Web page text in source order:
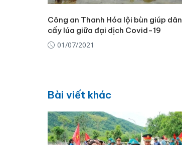
Công an Thanh Hóa lội bùn giúp dân
cấy lúa giữa đại dịch Covid-19
01/07/2021
Bài viết khác